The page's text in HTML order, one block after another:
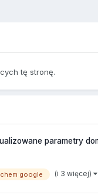
tę stronę.
parametry
google (i 3 więcej)